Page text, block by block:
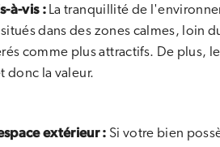
à-vis : La tranquillité de
dans des zones calmes, loin
comme plus attractifs. De plus,
donc la valeur.
extérieur : Si votre bien